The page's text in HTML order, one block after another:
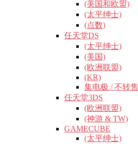
(美国和欧盟)
(太平绅士)
(点数)
任天堂DS
(太平绅士)
(美国)
(欧洲联盟)
(KR)
集电极 / 不转售
任天堂3DS
(欧洲联盟)
(神游 & TW)
GAMECUBE
(太平绅士)